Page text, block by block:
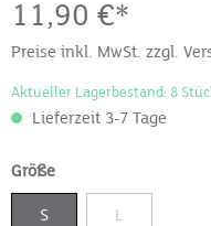
11,90 €*
Preise inkl. MwSt. zzgl.
Aktueller Lagerbestand: 8
Lieferzeit 3-7 Tage
Größe
S L